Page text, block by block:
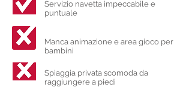
Servizio navetta impeccabile e
puntuale
Manca animazione e area gioco per
bambini
Spiaggia privata scomoda da
raggiungere a piedi